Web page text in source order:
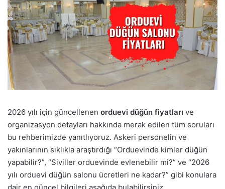
2026 yılı için güncellenen orduevi düğün fiyatları ve
organizasyon detayları hakkında merak edilen tüm soruları
bu rehberimizde yanıtlıyoruz. Askeri personelin ve
yakınlarının sıklıkla araştırdığı “Orduevinde kimler düğün
yapabilir?”, “Siviller orduevinde evlenebilir mi?” ve “2026
yılı orduevi düğün salonu ücretleri ne kadar?” gibi konulara
dair en güncel bilgileri aşağıda bulabilirsiniz.